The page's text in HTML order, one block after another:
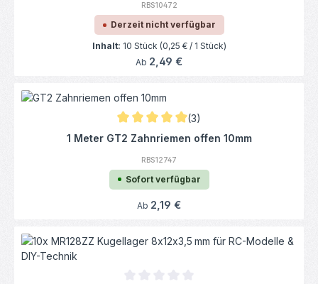
RBS10472
Derzeit nicht verfügbar
Inhalt: 10 Stück (0,25 € / 1 Stück)
Regulärer Preis:
Ab 2,49 €
Durchschnittliche Bewertung von 5 von 5
(3)
1 Meter GT2 Zahnriemen offen 10mm
RBS12747
Sofort verfügbar
Regulärer Preis:
Ab 2,19 €